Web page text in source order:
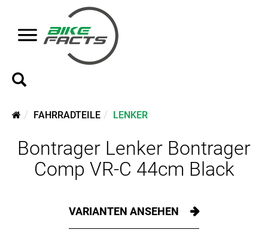
FAHRRADTEILE LENKER
Bontrager Lenker Bontrager
Comp VR-C 44cm Black
VARIANTEN ANSEHEN